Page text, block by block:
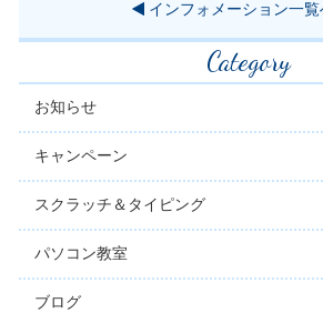
インフォメーション一覧
Category
お知らせ
キャンペーン
スクラッチ＆タイピング
パソコン教室
ブログ